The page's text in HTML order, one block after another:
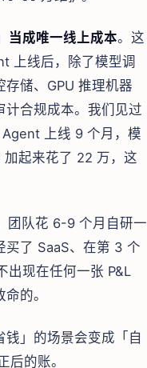
当成唯一线上成本。这
上线后，除了模型调
储、GPU 推理机器
计合规成本。我们见过
上线 9 个月，模
加起来花了 22 万，这
团队花 6-9 个月自研一
买了 SaaS、在第 3 个
出现在任何一张 P&L
的。
」的场景会变成「自
的账。